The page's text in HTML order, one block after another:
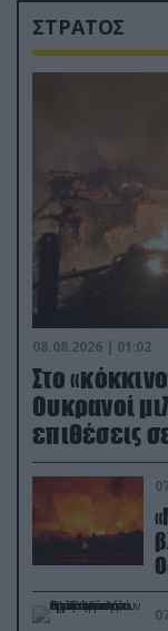
ΣΤΡΑΤΟΣ
08.08.2026 | 01:02
Στο
Ουκρανοί
επιθέσεις